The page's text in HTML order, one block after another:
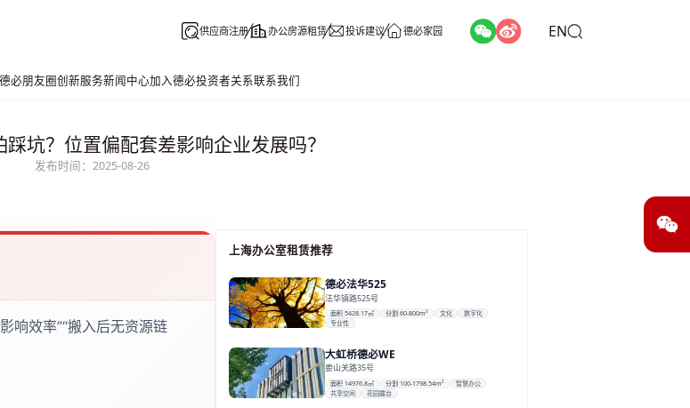
供应商注册 办公房源租赁 投诉建议 德必家园 EN
德必朋友圈创新服务新闻中心加入德必投资者关系联系我们
坑？位置偏配套差影响企业发展吗？
发布时间：2025-08-26
响效率”“搬入后无资源链
上海办公室租赁推荐
德必法华525
法华镇路525号
面积 5428.17㎡ 分割 60-800m² 文化
数字化
专业性
大虹桥德必WE
娄山关路35号
面积 14976.8㎡ 分割 100-1798.54m²
智慧办公
共享空间
花园露台